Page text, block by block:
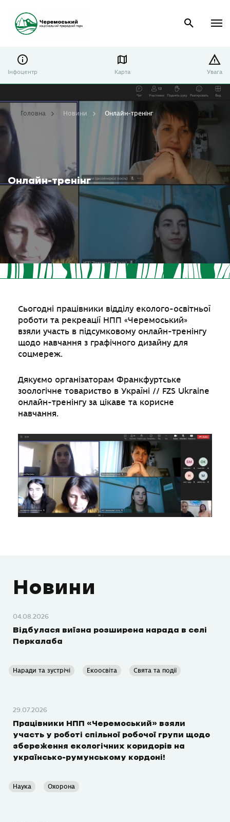
Інфоцентр Карта Увага
Онлайн-тренінг
Головна Новини Онлайн-тренінг
Сьогодні працівники відділу еколого-освітньої
роботи та рекреації НПП «Черемоський»
взяли участь в підсумковому онлайн-тренінгу
щодо навчання з графічного дизайну для
соцмереж.
Дякуємо організаторам Франкфуртське
зоологічне товариство в Україні // FZS Ukraine
онлайн-тренінгу за цікаве та корисне
навчання.
Новини
04.08.2026
Відбулася виїзна розширена нарада в селі
Перкалаба
Наради та зустрічі Екоосвіта Свята та події
29.07.2026
Працівники НПП «Черемоський» взяли
участь у роботі спільної робочої групи щодо
збереження екологічних коридорів на
українсько-румунському кордоні!
Наука Охорона